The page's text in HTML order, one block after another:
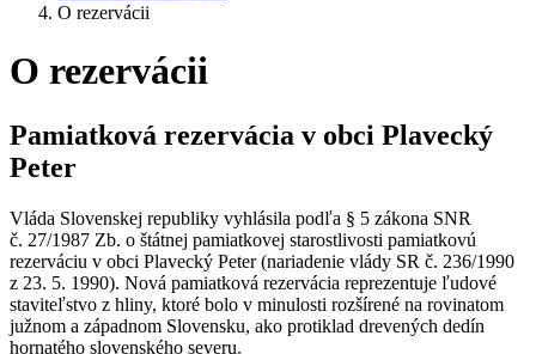
O rezervácii
O rezervácii
Pamiatková rezervácia v obci Plavecký
Peter
Vláda Slovenskej republiky vyhlásila podľa § 5 zákona SNR
č. 27/1987 Zb. o štátnej pamiatkovej starostlivosti pamiatkovú
rezerváciu v obci Plavecký Peter (nariadenie vlády SR č. 236/1990
z 23. 5. 1990). Nová pamiatková rezervácia reprezentuje ľudové
staviteľstvo z hliny, ktoré bolo v minulosti rozšírené na rovinatom
južnom a západnom Slovensku, ako protiklad drevených dedín
hornatého slovenského severu.